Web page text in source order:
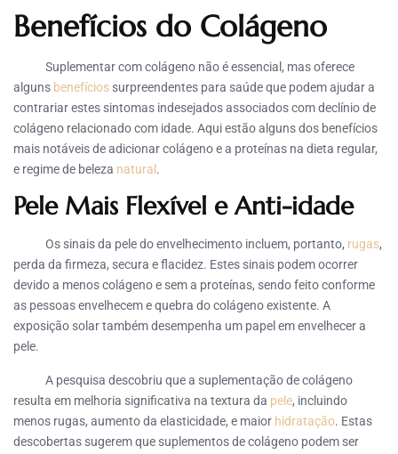
Benefícios do Colágeno
Suplementar com colágeno não é essencial, mas oferece
alguns benefícios surpreendentes para saúde que podem ajudar a
contrariar estes sintomas indesejados associados com declínio de
colágeno relacionado com idade. Aqui estão alguns dos benefícios
mais notáveis de adicionar colágeno e a proteínas na dieta regular,
e regime de beleza natural .
Pele Mais Flexível e Anti-idade
Os sinais da pele do envelhecimento incluem, portanto, rugas,
perda da firmeza, secura e flacidez. Estes sinais podem ocorrer
devido a menos colágeno e sem a proteínas, sendo feito conforme
as pessoas envelhecem e quebra do colágeno existente. A
exposição solar também desempenha um papel em envelhecer a
pele.
A pesquisa descobriu que a suplementação de colágeno
resulta em melhoria significativa na textura da pele, incluindo
menos rugas, aumento da elasticidade, e maior hidratação. Estas
descobertas sugerem que suplementos de colágeno podem ser